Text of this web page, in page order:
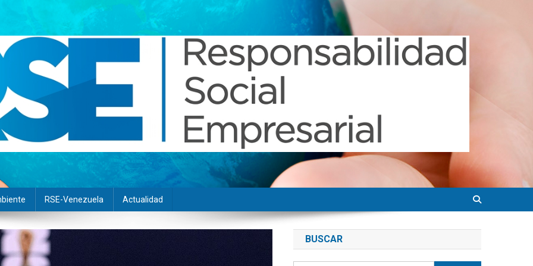
RSE-Venezuela Actualidad
BUSCAR